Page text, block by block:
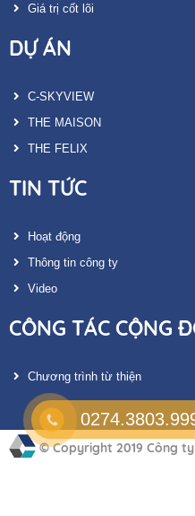
Giá trị cốt lõi
DỰ ÁN
C-SKYVIEW
THE MAISON
THE FELIX
TIN TỨC
Hoạt động
Thông tin công ty
Video
CÔNG TÁC CỘNG
Chương trình từ thiện
© Copyright 2019 Công